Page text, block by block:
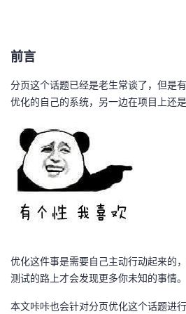
播
活
动
的
关
我
的
开
发
学
堂
我
的
Programs
我
的
持
我
前言
分页这个话题已经是老生常谈了，但是
优化的自己的系统，另一边在项目上还
优化这件事是需要自己主动行动起来的
测试的路上才会发现更多你未知的事情。
本文咔咔也会针对分页优化这个话题进行